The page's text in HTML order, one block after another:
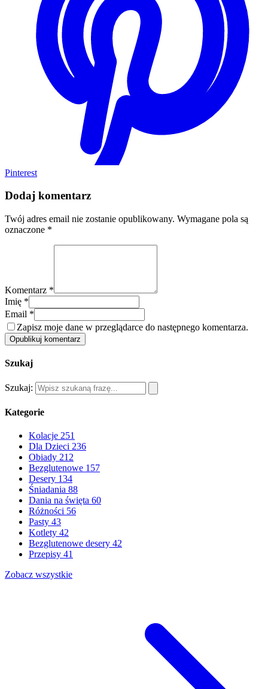
Pinterest
Dodaj komentarz
Twój adres email nie zostanie opublikowany. Wymagane pola są
oznaczone *
Komentarz *
Imię *
Email *
Zapisz moje dane w przeglądarce do następnego komentarza.
Opublikuj komentarz
Szukaj
Szukaj:
Kategorie
Kolacje 251
Dla Dzieci 236
Obiady 212
Bezglutenowe 157
Desery 134
Śniadania 88
Dania na święta 60
Różności 56
Pasty 43
Kotlety 42
Bezglutenowe desery 42
Przepisy 41
Zobacz wszystkie